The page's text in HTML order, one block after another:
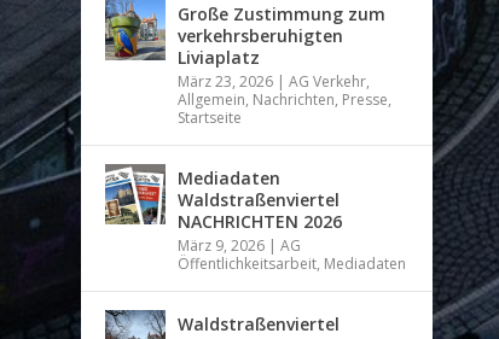
Große Zustimmung zum
verkehrsberuhigten
Liviaplatz
März 23, 2026 |AG Verkehr,
Allgemein, Nachrichten, Presse,
Startseite
Mediadaten
Waldstraßenviertel
NACHRICHTEN 2026
März 9, 2026 |AG
Öffentlichkeitsarbeit, Mediadaten
Waldstraßenviertel